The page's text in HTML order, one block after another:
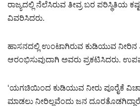
ರಾಜ್ಯದಲ್ಲಿ ನೆಲೆಸಿರುವ ತೀವ್ರ ಬರ ಪರಿಸ್ಥಿತಿಯ
ವಿವರಿಸಿದರು.
ಹಾಸನದಲ್ಲಿ ಉಂಟಾಗಿರುವ ಕುಡಿಯುವ ನೀರಿನ
ಆರಂಭಿಸುವುದಾಗಿ ಅವರು ಪ್ರಕಟಿಸಿದರು.
‘ಯಗಚಿಯಿಂದ ಕುಡಿಯುವ ನೀರು ಪೂರೈಕೆ
ಮಾಡಲು ನೀರಿಲ್ಲವೆಂದು ಜನ